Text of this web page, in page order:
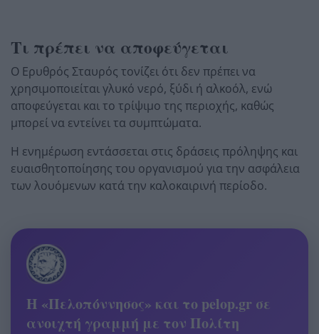
Τι πρέπει να αποφεύγεται
Ο Ερυθρός Σταυρός τονίζει ότι δεν πρέπει να
χρησιμοποιείται γλυκό νερό, ξύδι ή αλκοόλ, ενώ
αποφεύγεται και το τρίψιμο της περιοχής, καθώς
μπορεί να εντείνει τα συμπτώματα.
Η ενημέρωση εντάσσεται στις δράσεις πρόληψης και
ευαισθητοποίησης του οργανισμού για την ασφάλεια
των λουόμενων κατά την καλοκαιρινή περίοδο.
Η «Πελοπόννησος» και το pelop.gr σε
ανοιχτή γραμμή με τον Πολίτη